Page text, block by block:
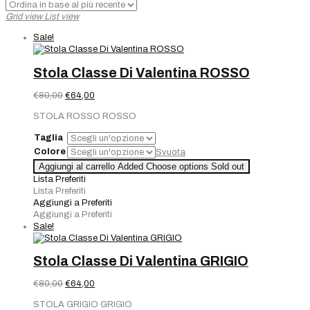
base
Grid view List view
Sale!
Stola Classe Di Valentina ROSSO
€80,00 Il
originale
€80,00.
€64,00
attuale
€64,00.
STOLA ROSSO ROSSO
Taglia
Colore
Svuota
Aggiungi al carrello Added Choose options Sold out
Lista Preferiti
Lista Preferiti
Aggiungi a Preferiti
Aggiungi a Preferiti
Sale!
Stola Classe Di Valentina GRIGIO
€80,00 Il
originale
€64,00
attuale
STOLA GRIGIO GRIGIO